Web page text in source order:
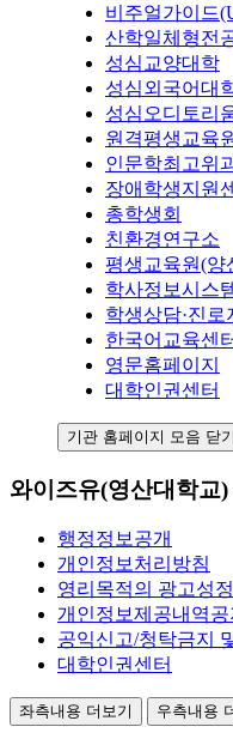
비주얼가이드
산학일체형전
성심교양대학
성심외국어대
성심오디토리
원격평생교육
인문학최고위
장애학생지원
총학생회
친환경연구소
평생교육원(양
학사정보시스
학생상담·진로
한국어교육센
영문홈페이지
대학인권센터
기관 홈페이지 모음 닫기
와이즈유(영산대학교
행정정보공개
개인정보처리방침
영리목적의 광고성
개인정보제공내역공
공익신고/청탁금지
대학인권센터
좌측내용 더보기 우측내용